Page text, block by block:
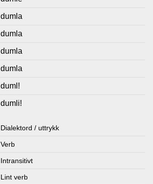
dumla
dumla
dumla
dumla
duml!
dumli!
Dialektord / uttrykk
Verb
Intransitivt
Lint verb